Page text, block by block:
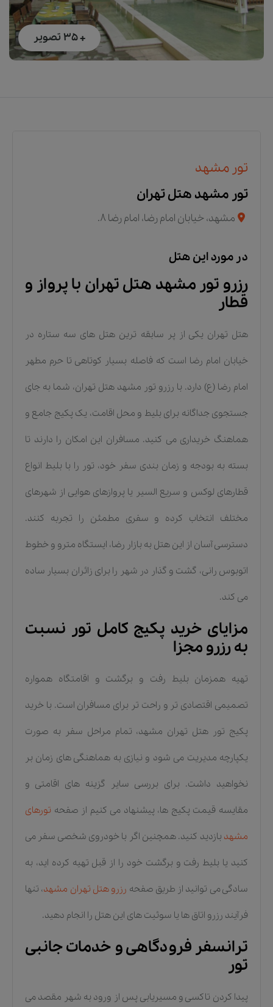
+ 35 تصویر
تور مشهد
تور مشهد هتل تهران
مشهد، خیابان امام رضا، امام رضا 8.
در مورد این هتل
رزرو تور مشهد هتل تهران با پرواز و
قطار
هتل تهران یکی از پر سابقه ترین هتل های سه ستاره در
خیابان امام رضا است که فاصله بسیار کوتاهی تا حرم مطهر
امام رضا (ع) دارد. با رزرو تور مشهد هتل تهران، شما به جای
جستجوی جداگانه برای بلیط و محل اقامت، یک پکیج جامع و
هماهنگ خریداری می کنید. مسافران این امکان را دارند تا
بسته به بودجه و زمان بندی سفر خود، تور را با بلیط انواع
قطارهای لوکس و سریع السیر یا پروازهای هوایی از شهرهای
مختلف انتخاب کرده و سفری مطمئن را تجربه کنند.
دسترسی آسان از این هتل به بازار رضا، ایستگاه مترو و خطوط
اتوبوس رانی، گشت و گذار در شهر را برای زائران بسیار ساده
می کند.
مزایای خرید پکیج کامل تور نسبت
به رزرو مجزا
تهیه همزمان بلیط رفت و برگشت و اقامتگاه همواره
تصمیمی اقتصادی تر و راحت تر برای مسافران است. با خرید
پکیج تور هتل تهران مشهد، تمام مراحل سفر به صورت
یکپارچه مدیریت می شود و نیازی به هماهنگی های زمان بر
نخواهید داشت. برای بررسی سایر گزینه های اقامتی و
مقایسه قیمت پکیج ها، پیشنهاد می کنیم از صفحه تورهای
مشهد بازدید کنید. همچنین اگر با خودروی شخصی سفر می
کنید یا بلیط رفت و برگشت خود را از قبل تهیه کرده اید، به
سادگی می توانید از طریق صفحه رزرو هتل تهران مشهد، تنها
فرآیند رزرو اتاق ها یا سوئیت های این هتل را انجام دهید.
ترانسفر فرودگاهی و خدمات جانبی
تور
پیدا کردن تاکسی و مسیریابی پس از ورود به شهر مقصد می